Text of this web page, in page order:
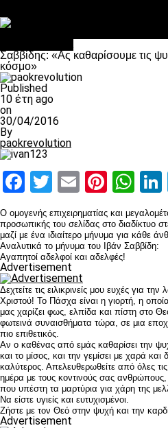
Σαββίδης: «Ας καθαρίσουμε τις
κόσμο»
Published
10 έτη ago
on
30/04/2016
By
paokrevolution
Facebook
Twitter
Email
Ο ομογενής επιχειρηματίας και
προσωπικής του σελίδας στο διαδίκτυο
μαζί με ένα ιδιαίτερο μήνυμα για κάθε
Αναλυτικά το μήνυμα του Ιβάν Σαββίδη:
Αγαπητοί αδελφοί και αδελφές!
Advertisement
Δεχτείτε τις ειλικρινείς μου ευχές για
Χριστού! Το Πάσχα είναι η γιορτή, η
μας χαρίζει φως, ελπίδα και πίστη στο
φωτεινά συναισθήματα τώρα, σε μια
πιο επιθετικός.
Αν ο καθένας από εμάς καθαρίσει την
και το μίσος, και την γεμίσει με χαρά και
καλύτερος. Απελευθερωθείτε από όλες
ημέρα με τους κοντινούς σας
που υπέστη τα μαρτύρια για χάρη της
Να είστε υγιείς και ευτυχισμένοι.
Ζήστε με τον Θεό στην ψυχή και την
Advertisement